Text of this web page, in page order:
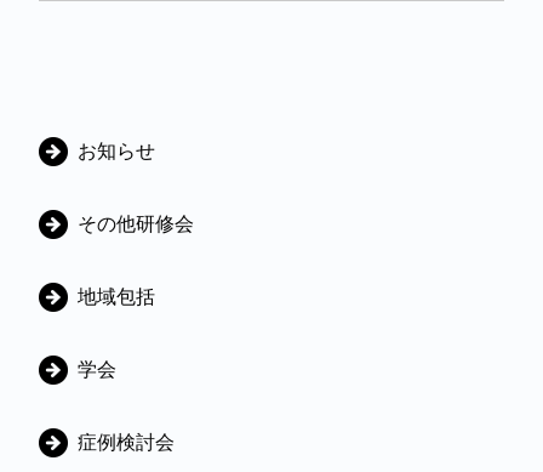
カ
ゴ
お知らせ
その他研修会
地域包括
学会
症例検討会